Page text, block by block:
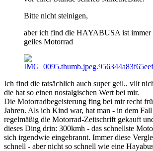
Bitte nicht steinigen,
aber ich find die HAYABUSA ist immer
geiles Motorrad
Ich find die tatsächlich auch super geil.. vllt
die hat so einen nostalgischen Wert bei mir.
Die Motorradbegeisterung fing bei mir recht
Jahren. Als ich Kind war, hat man - in dem Fall
regelmäßig die Motorrad-Zeitschrift gekauft
dieses Ding drin: 300kmh - das schnellste
sich irgendwie eingebrannt. Immer diese
schnell - aber nicht so schnell wie eine